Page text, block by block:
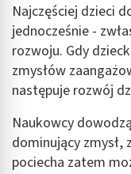
Najczęściej dzieci
jednocześnie -
rozwoju. Gdy
zmysłów
następuje rozwój
Naukowcy
dominujący zmysł,
pociecha zatem